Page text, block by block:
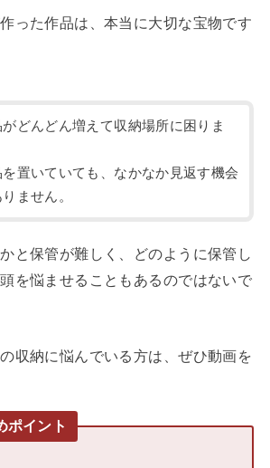
った作品は、本当に大切な宝物です
どんどん増えて収納場所に困りま
を置いていても、なかなか見返す機会
ません。
と保管が難しく、どのように保管し
を悩ませることもあるのではないで
収納に悩んでいる方は、ぜひ動画を
ポイント